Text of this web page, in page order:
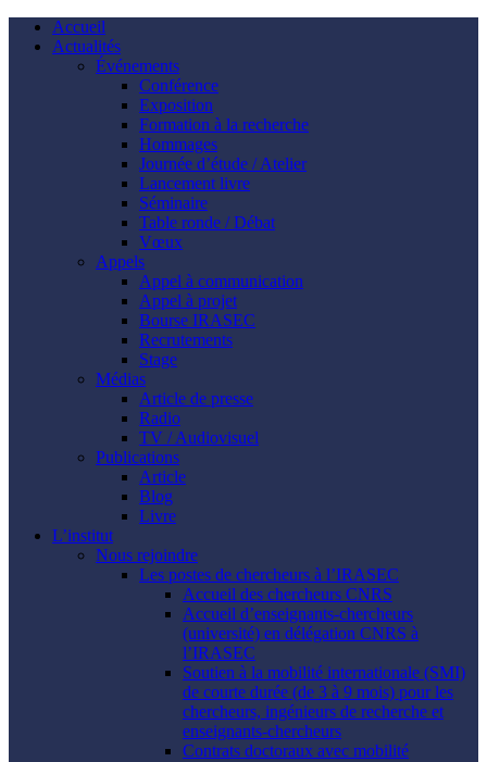
Accueil
Actualités
Événements
Conférence
Exposition
Formation à la recherche
Hommages
Journée d’étude / Atelier
Lancement livre
Séminaire
Table ronde / Débat
Vœux
Appels
Appel à communication
Appel à projet
Bourse IRASEC
Recrutements
Stage
Médias
Article de presse
Radio
TV / Audiovisuel
Publications
Article
Blog
Livre
L’institut
Nous rejoindre
Les postes de chercheurs à l’IRASEC
Accueil des chercheurs CNRS
Accueil d’enseignants-chercheurs
(université) en délégation CNRS à
l’IRASEC
Soutien à la mobilité internationale (SMI)
de courte durée (de 3 à 9 mois) pour les
chercheurs, ingénieurs de recherche et
enseignants-chercheurs
Contrats doctoraux avec mobilité